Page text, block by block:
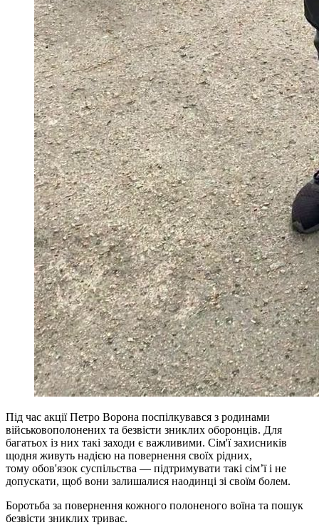
Під час акції Петро Ворона поспілкувався з родинами
військовополонених та безвісти зниклих оборонців. Для
багатьох із них такі заходи є важливими. Сім'ї захисників
щодня живуть надією на повернення своїх рідних,
тому обов'язок суспільства — підтримувати такі сім’ї і не
допускати, щоб вони залишалися наодинці зі своїм болем.
Боротьба за повернення кожного полоненого воїна та пошук
безвісти зниклих триває.